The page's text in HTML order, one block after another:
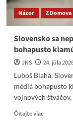
prostredník
Názor Z Domova
Slovensko sa
bohapusto
JNS
24. júla
Luboš Blaha:
médiá bohapusto
vojnových
Čítajte viacRead